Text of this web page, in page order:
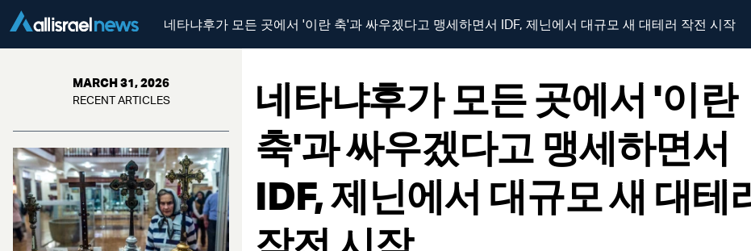
네타냐후가 모든 곳에서 '이란 축'과 싸우겠다고 맹세하면서 IDF, 제닌에서 대규모 새 대테러 작전 시작
MARCH 31, 2026
RECENT ARTICLES
네타냐후가 모든 곳에서 '이란
축'과 싸우겠다고 맹세하면서
IDF, 제닌에서 대규모 새 대테